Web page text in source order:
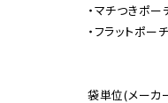
・マチつきポー
・フラットポーチ
袋単位(メーカ